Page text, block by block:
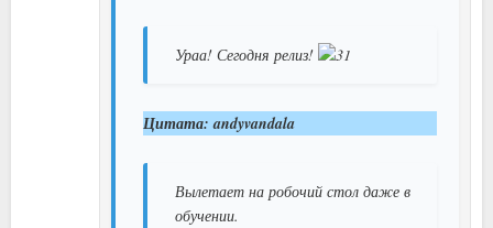
Ураа! Сегодня релиз!
Цитата: andyvandala
Вылетает на робочий стол даже в
обучении.